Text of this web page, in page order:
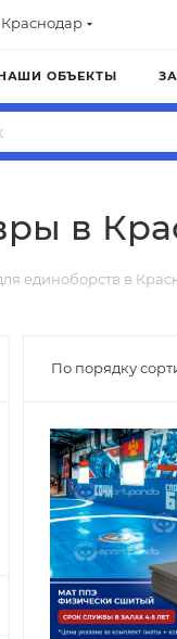
Краснодар
ОБЪЕКТЫ
в
единоборств в
По порядку